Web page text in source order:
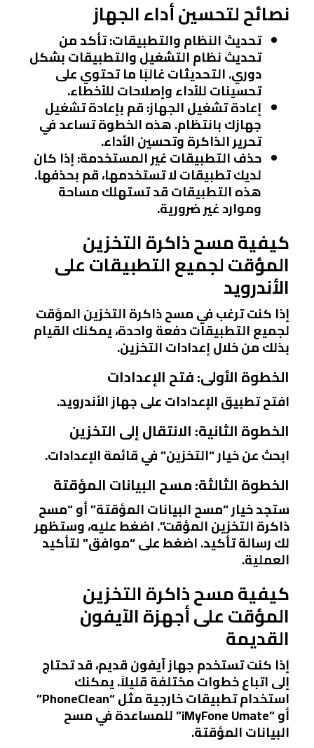
نصائح لتحسين أداء الجهاز
تحديث النظام والتطبيقات: تأكد من
تحديث نظام التشغيل والتطبيقات بشكل
دوري. التحديثات غالبًا ما تحتوي على
تحسينات للأداء وإصلاحات للأخطاء.
إعادة تشغيل الجهاز: قم بإعادة تشغيل
جهازك بانتظام. هذه الخطوة تساعد في
تحرير الذاكرة وتحسين الأداء.
حذف التطبيقات غير المستخدمة: إذا كان
لديك تطبيقات لا تستخدمها، قم بحذفها.
هذه التطبيقات قد تستهلك مساحة
وموارد غير ضرورية.
كيفية مسح ذاكرة التخزين
المؤقت لجميع التطبيقات على
الأندرويد
إذا كنت ترغب في مسح ذاكرة التخزين المؤقت
لجميع التطبيقات دفعة واحدة، يمكنك القيام
بذلك من خلال إعدادات التخزين.
الخطوة الأولى: فتح الإعدادات
افتح تطبيق الإعدادات على جهاز الأندرويد.
الخطوة الثانية: الانتقال إلى التخزين
ابحث عن خيار “التخزين” في قائمة الإعدادات.
الخطوة الثالثة: مسح البيانات المؤقتة
ستجد خيار “مسح البيانات المؤقتة” أو “مسح
ذاكرة التخزين المؤقت”. اضغط عليه، وستظهر
لك رسالة تأكيد. اضغط على “موافق” لتأكيد
العملية.
كيفية مسح ذاكرة التخزين
المؤقت على أجهزة الآيفون
القديمة
إذا كنت تستخدم جهاز آيفون قديم، قد تحتاج
إلى اتباع خطوات مختلفة قليلاً. يمكنك
استخدام تطبيقات خارجية مثل “PhoneClean”
أو “iMyFone Umate” للمساعدة في مسح
البيانات المؤقتة.